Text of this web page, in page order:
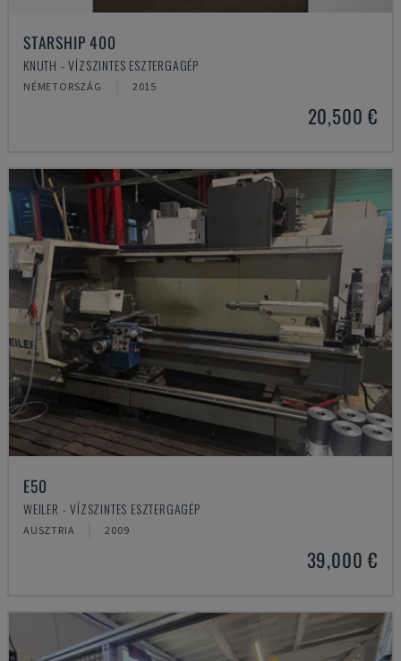
STARSHIP 400
KNUTH - VÍZSZINTES ESZTERGAGÉP
NÉMETORSZÁG 2015
20,500 €
E50
WEILER - VÍZSZINTES ESZTERGAGÉP
AUSZTRIA 2009
39,000 €